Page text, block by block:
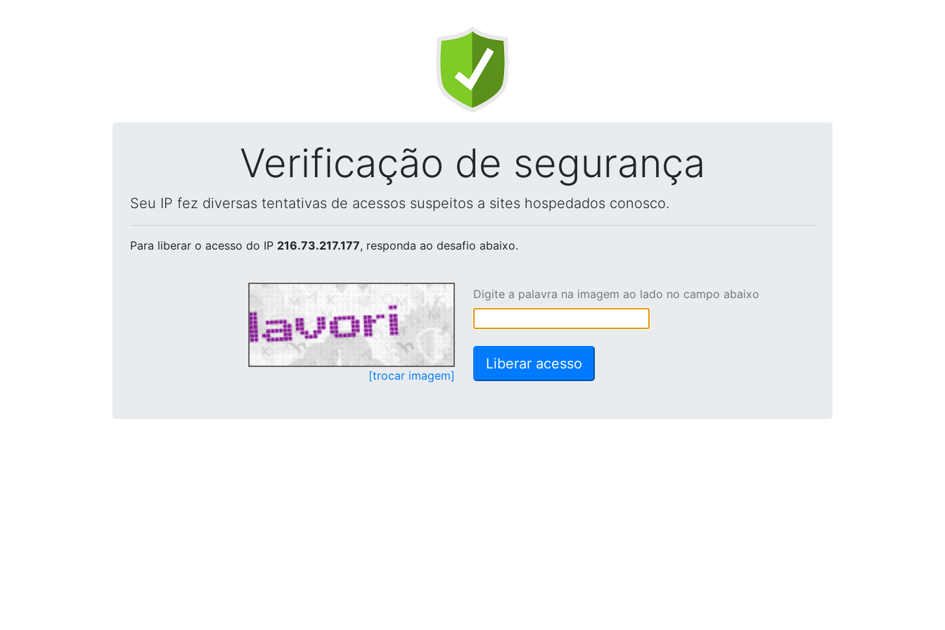
Verificação de segurança
Seu IP fez diversas tentativas de acessos suspeitos a sites hospedados conosco.
Para liberar o acesso do IP 216.73.217.177, responda ao desafio abaixo.
[trocar imagem]
Digite a palavra na imagem ao lado no campo abaixo